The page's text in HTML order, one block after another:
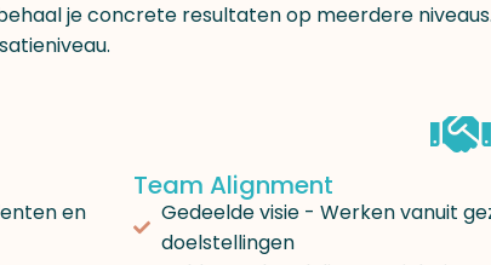
je concrete resultaten op meerdere
en
Team Alignment
Gedeelde visie - Werken vanuit
doelstellingen